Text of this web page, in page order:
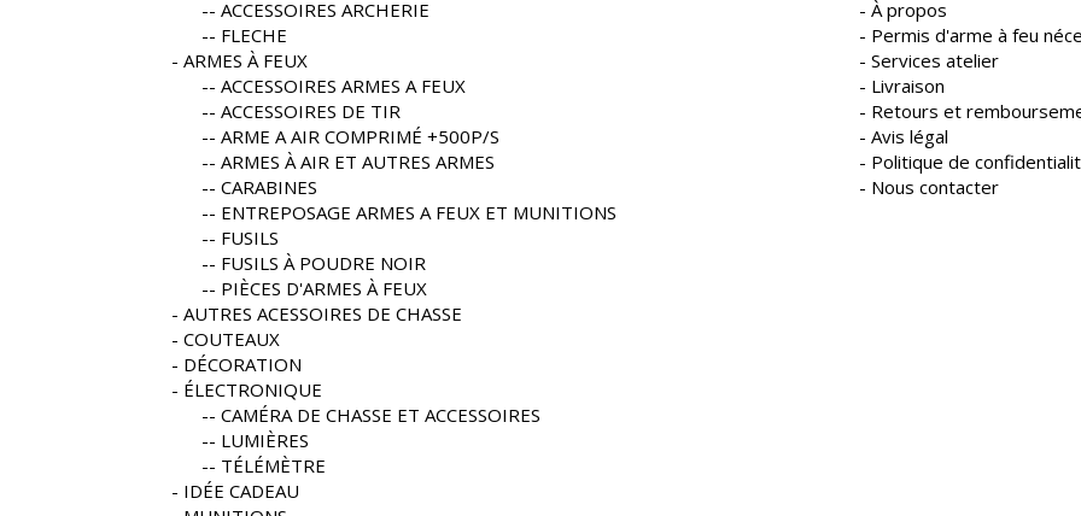
ACCESSOIRES ARCHERIE
FLECHE
ARMES À FEUX
ACCESSOIRES ARMES A FEUX
ACCESSOIRES DE TIR
ARME A AIR COMPRIMÉ +500P/S
ARMES À AIR ET AUTRES ARMES
CARABINES
ENTREPOSAGE ARMES A FEUX ET MUNITIONS
FUSILS
FUSILS À POUDRE NOIR
PIÈCES D'ARMES À FEUX
AUTRES ACESSOIRES DE CHASSE
COUTEAUX
DÉCORATION
ÉLECTRONIQUE
CAMÉRA DE CHASSE ET ACCESSOIRES
LUMIÈRES
TÉLÉMÈTRE
IDÉE CADEAU
À propos
Permis d'arme à feu
Services atelier
Livraison
Retours et
Avis légal
Politique de
Nous contacter